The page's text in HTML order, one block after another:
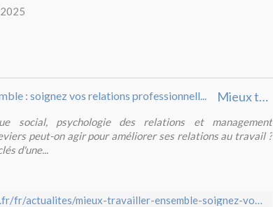
Mieux travailler ensemble : soignez vos relations professionnell...
social, psychologie des relations et management
peut-on agir pour améliorer ses relations au travail ?
d'une...
https://www.fun-mooc.fr/fr/actualites/mieux-travailler-ensemble-soignez-vos-relations-professionnelles/